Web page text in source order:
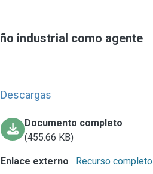
industrial como agente
Descargas
Documento completo
(455.66 KB)
Enlace externo Recurso completo